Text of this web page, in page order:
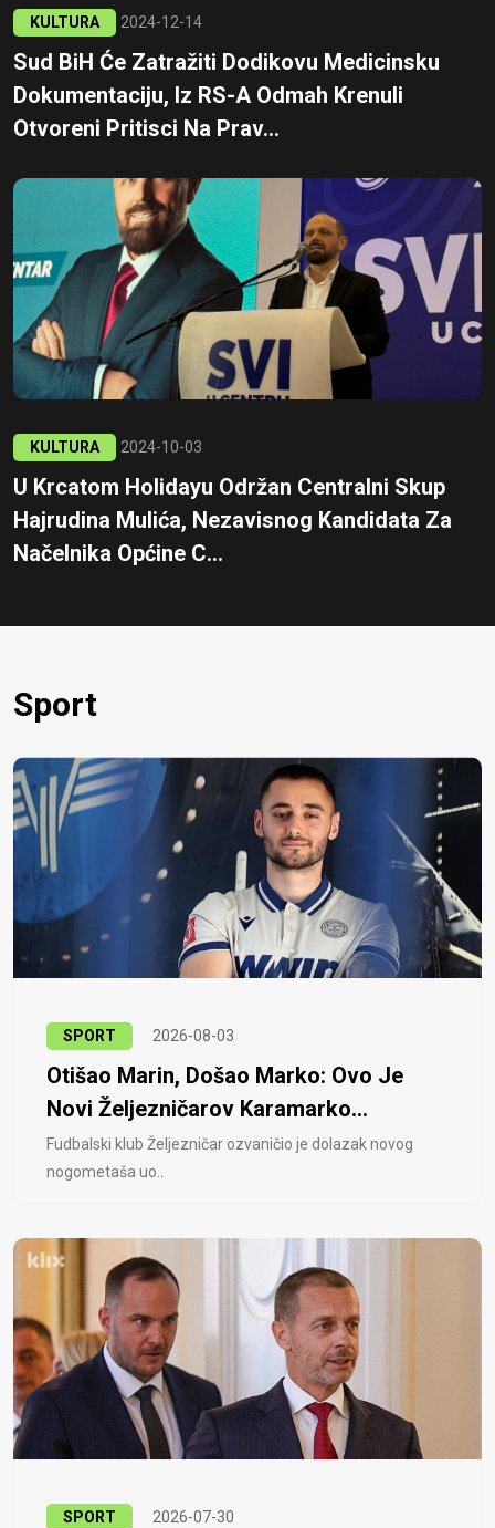
KULTURA 2024-12-14
Sud BiH Će Zatražiti Dodikovu Medicinsku
Dokumentaciju, Iz RS-A Odmah Krenuli
Otvoreni Pritisci Na Prav...
KULTURA 2024-10-03
U Krcatom Holidayu Održan Centralni Skup
Hajrudina Mulića, Nezavisnog Kandidata Za
Načelnika Općine C...
Sport
SPORT 2026-08-03
Otišao Marin, Došao Marko: Ovo Je
Novi Željezničarov Karamarko...
Fudbalski klub Željezničar ozvaničio je dolazak novog
nogometaša uo..
SPORT 2026-07-30